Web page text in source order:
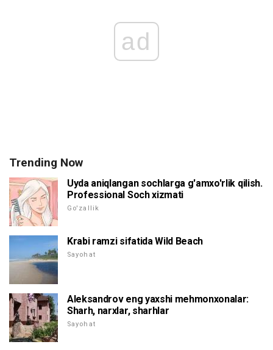
ad
Trending Now
Uyda aniqlangan sochlarga g'amxo'rlik qilish.
Professional Soch xizmati
Go'zallik
Krabi ramzi sifatida Wild Beach
Sayohat
Aleksandrov eng yaxshi mehmonxonalar:
Sharh, narxlar, sharhlar
Sayohat